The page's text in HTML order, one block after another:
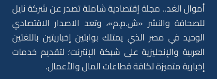
أموال الغد.. مجلة إقتصادية شاملة تصدر عن شركة نايل
للصحافة والنشر «ش.م.م»، وتعد الاصدار الاقتصادي
الوحيد في مصر الذي يمتلك بوابتين إخباريتين باللغتين
العربية والإنجليزية على شبكة الإنترنت؛ لتقديم خدمات
إخبارية متميزة لكافة قطاعات المال والأعمال.